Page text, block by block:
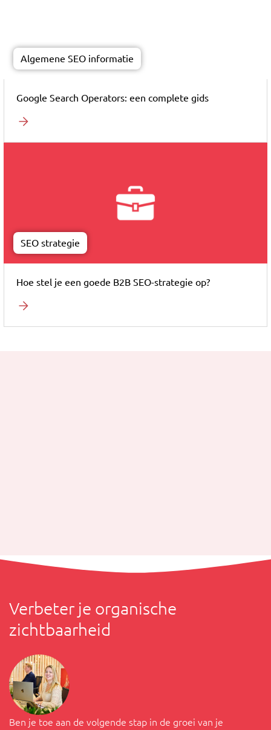
Algemene SEO informatie
Google Search Operators: een complete gids
SEO strategie
Hoe stel je een goede B2B SEO-strategie op?
Verbeter je organische
zichtbaarheid
Ben je toe aan de volgende stap in de groei van je